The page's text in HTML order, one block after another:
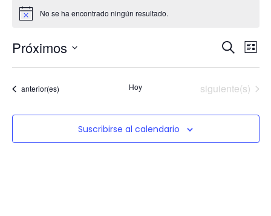
Aviso No se ha encontrado ningún resultado.
de
y
vistas
Buscar
de
Lista
Próximos
la
Eventos
anterior(es) Hoy Eventos
siguiente(s)
Suscribirse al calendario